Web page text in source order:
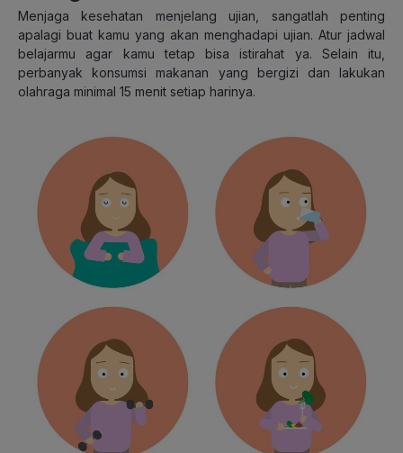
Menjaga kesehatan menjelang ujian, sangatlah penting
apalagi buat kamu yang akan menghadapi ujian. Atur jadwal
belajarmu agar kamu tetap bisa istirahat ya. Selain itu,
perbanyak konsumsi makanan yang bergizi dan lakukan
olahraga minimal 15 menit setiap harinya.